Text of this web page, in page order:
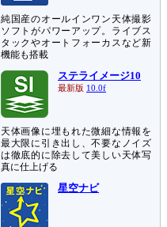
純国産のオールインワン天体撮影
ソフトがパワーアップ。ライブス
タックやオートフォーカスなど新
機能も搭載
ステライメージ10
最新版 10.0f
天体画像に埋もれた微細な情報を
最大限に引き出し、不要なノイズ
は徹底的に除去して美しい天体写
真に仕上げる
星空ナビ